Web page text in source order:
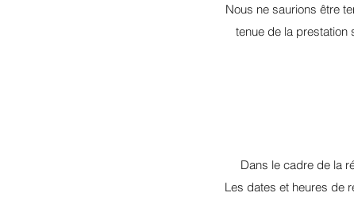
Nous ne saurions être
tenue de la prestation
Dans le cadre de la
Les dates et heures de